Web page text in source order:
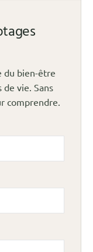
du bien-être
vie. Sans
comprendre.